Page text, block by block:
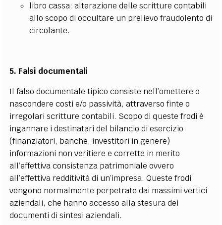
libro cassa: alterazione delle scritture contabili
allo scopo di occultare un prelievo fraudolento di
circolante.
5. Falsi documentali
Il falso documentale tipico consiste nell’omettere o
nascondere costi e/o passività, attraverso finte o
irregolari scritture contabili. Scopo di queste frodi è
ingannare i destinatari del bilancio di esercizio
(finanziatori, banche, investitori in genere)
informazioni non veritiere e corrette in merito
all’effettiva consistenza patrimoniale ovvero
all’effettiva redditività di un’impresa. Queste frodi
vengono normalmente perpetrate dai massimi vertici
aziendali, che hanno accesso alla stesura dei
documenti di sintesi aziendali.